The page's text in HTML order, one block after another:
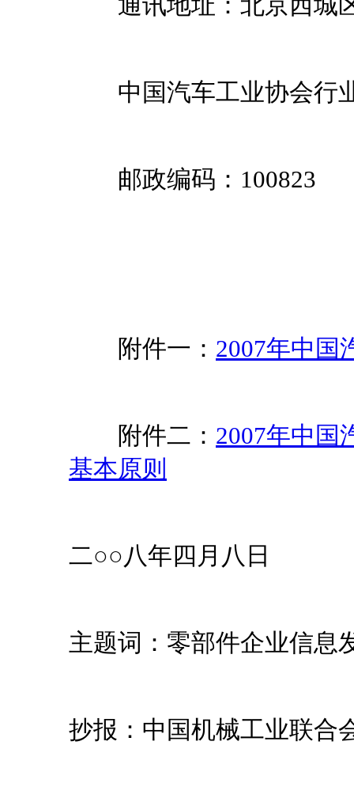
中国汽车工业协会行
邮政编码：100823
附件一： 2007年中国
附件二： 2007年中国
基本原则
二○○八年四月八日
主题词：零部件企业信息
抄报：中国机械工业联合